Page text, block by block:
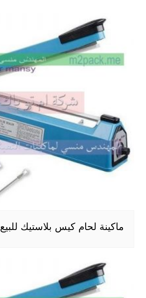
ماكينة لحام كيس بلاستيك للبيع